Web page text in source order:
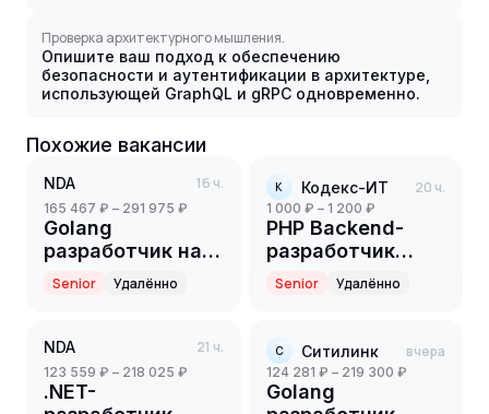
Проверка архитектурного мышления.
Опишите ваш подход к обеспечению
безопасности и аутентификации в архитектуре,
использующей GraphQL и gRPC одновременно.
Похожие вакансии
NDA 16 ч.
165 467 ₽ – 291 975 ₽
Golang
разработчик на
партнерский
проект(ритейл)
Senior Удалённо
К Кодекс-ИТ 20 ч.
1 000 ₽ – 1 200 ₽
PHP Backend-
разработчик
(Part-time)
Senior Удалённо
NDA 21 ч.
123 559 ₽ – 218 025 ₽
.NET-
С Ситилинк вчера
124 281 ₽ – 219 300 ₽
Golang